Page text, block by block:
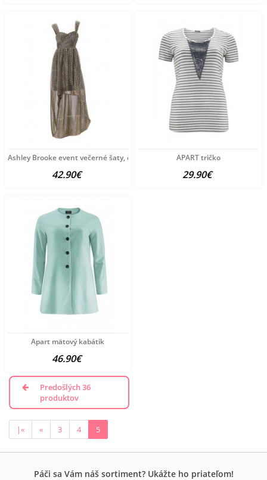
Ashley Brooke event večerné šaty, čierno-strieborné
42.90€
APART tričko
29.90€
Apart mätový kabátik
46.90€
Predošlých 36
produktov
|« « 3 4 5
Páči sa Vám náš sortiment? Ukážte ho priateľom!